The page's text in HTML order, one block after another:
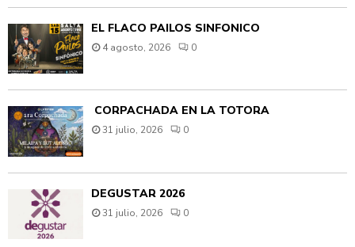
EL FLACO PAILOS SINFÓNICO
4 agosto, 2026 0
CORPACHADA EN LA TOTORA
31 julio, 2026 0
DEGUSTAR 2026
31 julio, 2026 0